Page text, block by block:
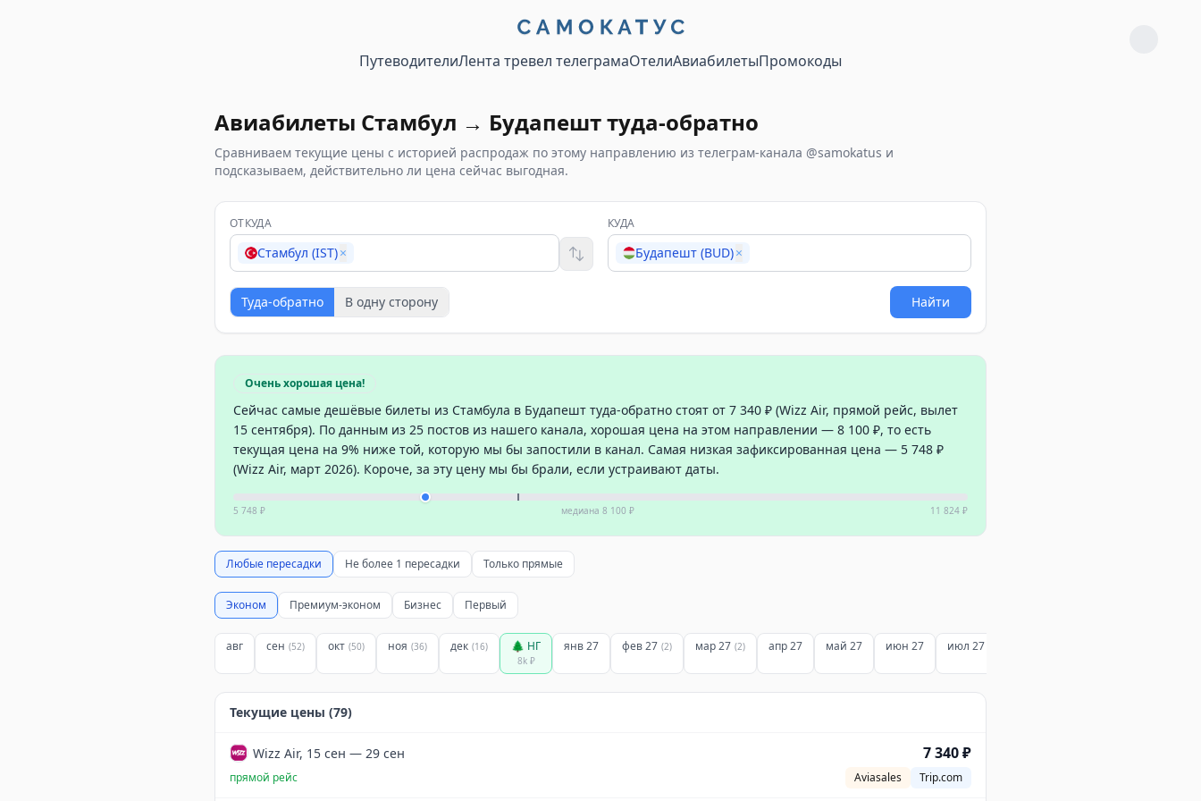
ПутеводителиЛента тревел телеграмаОтелиАвиабилетыПромокоды
Авиабилеты Стамбул → Будапешттуда-обратно
Сравниваем текущие цены с историей распродаж по этому направлению из телеграм-канала @samokatus и
подсказываем, действительно ли цена сейчас выгодная.
ОТКУДА
Стамбул (IST)×
КУДА
Будапешт (BUD)×
Туда-обратно В одну сторону Найти
Очень хорошая цена!
Сейчас самые дешёвые билеты из Стамбула в Будапешт туда-обратно стоят от 7 340 ₽ (Wizz Air, прямой рейс, вылет
15 сентября). По данным из 25 постов из нашего канала, хорошая цена на этом направлении — 8 100 ₽, то есть
текущая цена на 9% ниже той, которую мы бы запостили в канал. Самая низкая зафиксированная цена — 5 748 ₽
(Wizz Air, март 2026). Короче, за эту цену мы бы брали, если устраивают даты.
5 748 ₽ медиана 8 100 ₽ 11 824 ₽
Любые пересадки Не более 1 пересадки Только прямые
Эконом Премиум-эконом Бизнес Первый
авг сен (52) окт (50) ноя (36) дек (16) 🌲 НГ
8k₽
янв 27 фев 27 (2) мар 27 (2) апр 27 май 27 июн 27 июл 27
Текущие цены (79)
Wizz Air, 15 сен — 29 сен 7 340 ₽
прямой рейс Aviasales Trip.com